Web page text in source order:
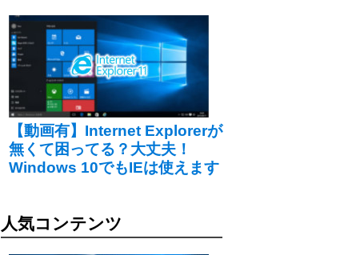
【動画有】Internet Explorerが
無くて困ってる？大丈夫！
Windows 10でもIEは使えます
人気コンテンツ